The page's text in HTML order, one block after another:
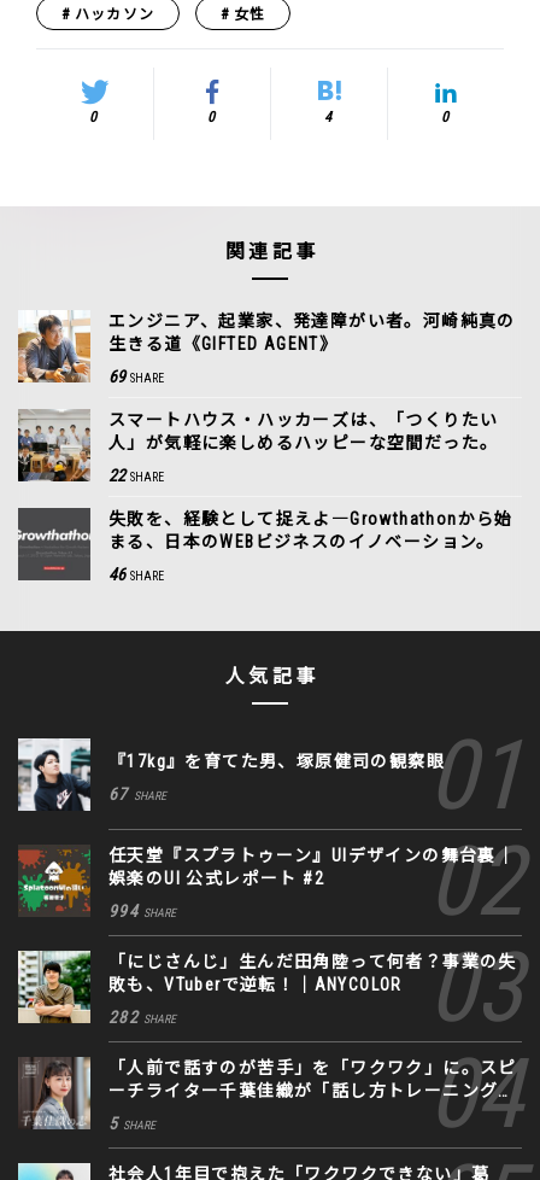
ハッカソン 女性
0 0 4 0
関連記事
エンジニア、起業家、発達障がい者。河崎純真の
生きる道《GIFTED AGENT》
69 SHARE
スマートハウス・ハッカーズは、「つくりたい
人」が気軽に楽しめるハッピーな空間だった。
22 SHARE
失敗を、経験として捉えよ―Growthathonから始
まる、日本のWEBビジネスのイノベーション。
46 SHARE
人気記事
『17kg』を育てた男、塚原健司の観察眼
67 SHARE
任天堂『スプラトゥーン』UIデザインの舞台裏｜
娯楽のUI 公式レポート #2
994 SHARE
「にじさんじ」生んだ田角陸って何者？事業の失
敗も、VTuberで逆転！｜ANYCOLOR
282 SHARE
「人前で話すのが苦手」を「ワクワク」に。スピ
ーチライター千葉佳織が「話し方トレーニング」
に込めた思い
5 SHARE
社会人1年目で抱えた「ワクワクできない」葛